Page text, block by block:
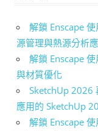
解鎖 Enscape
源管理與熱源分析
解鎖 Enscape
與材質優化
SketchUp 2026
應用的 SketchUp
解鎖 Enscape